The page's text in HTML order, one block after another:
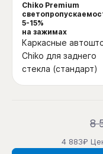
Chiko Premium
5-15%
на зажимах
Каркасные
Chiko для заднего
стекла (стандарт)
8
4 883₽